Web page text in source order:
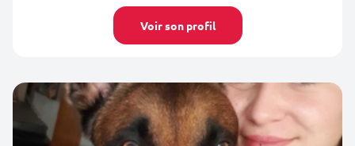
Voir son profil